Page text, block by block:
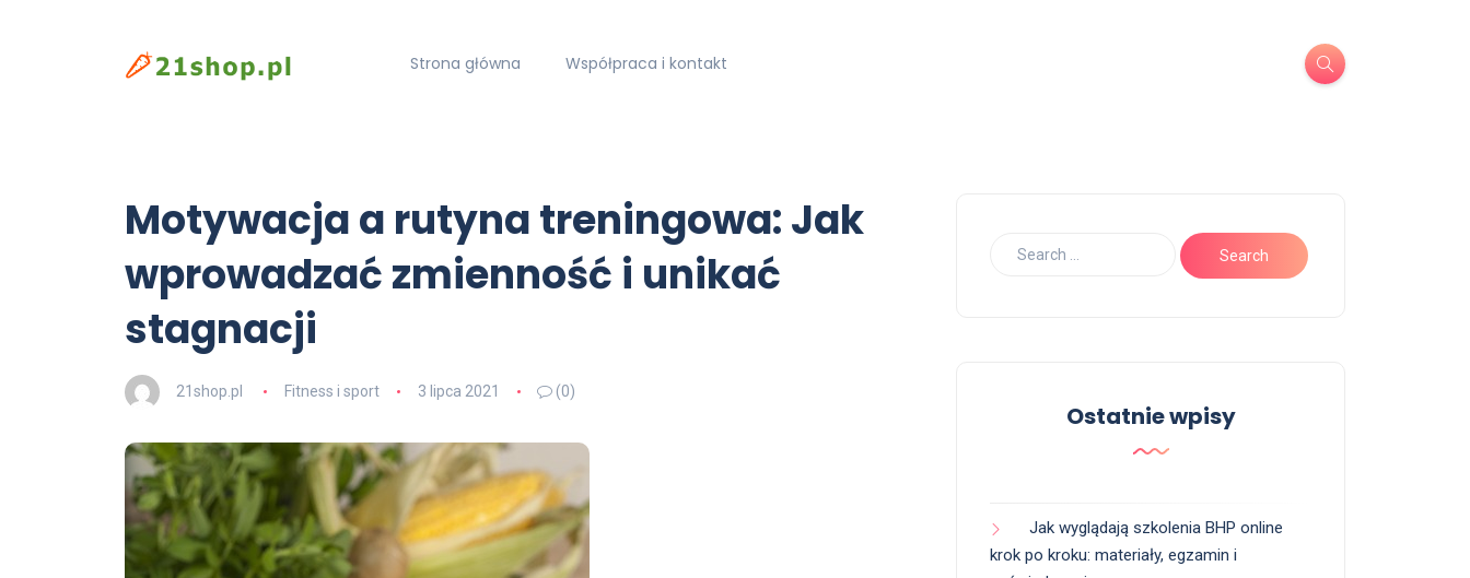
Strona główna Współpraca i kontakt
Motywacja a rutyna treningowa: Jak
wprowadzać zmienność i unikać
stagnacji
21shop.pl Fitness i sport 3 lipca 2021 (0)
Ostatnie wpisy
Jak wyglądają szkolenia BHP online
krok po kroku: materiały, egzamin i